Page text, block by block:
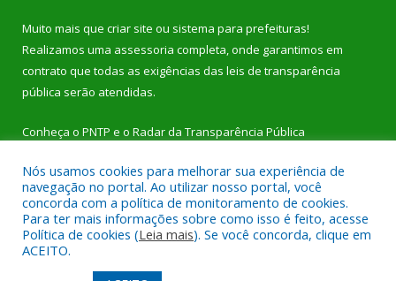
Muito mais que criar site ou sistema para prefeituras!
Realizamos uma assessoria completa, onde garantimos em
contrato que todas as exigências das leis de transparência
pública serão atendidas.
Conheça o PNTP e o Radar da Transparência Pública
Todos os direitos reservados a Prefeitura Municipal de Dom
Eliseu.
Nós usamos cookies para melhorar sua experiência de
navegação no portal. Ao utilizar nosso portal, você
concorda com a política de monitoramento de cookies.
Para ter mais informações sobre como isso é feito, acesse
Política de cookies (Leia mais). Se você concorda, clique em
ACEITO.